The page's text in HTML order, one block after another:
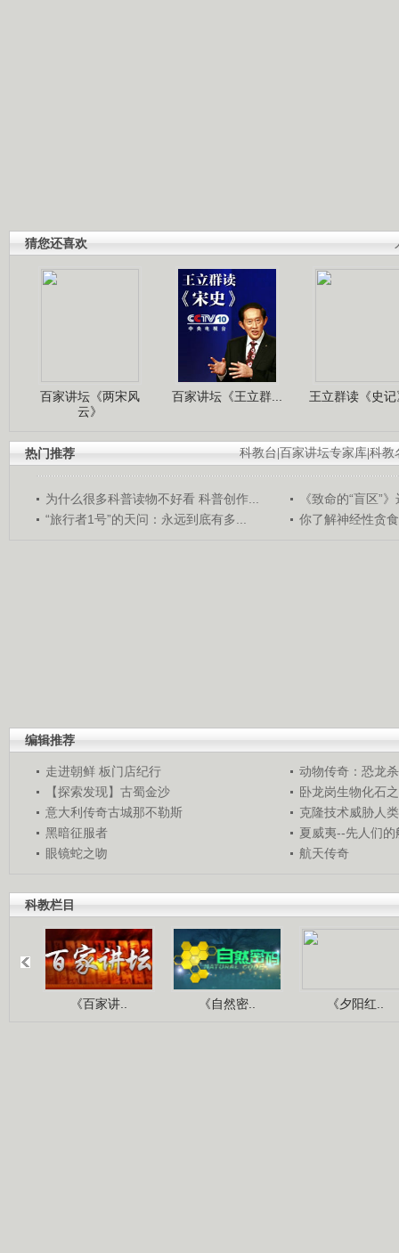
猜您还喜欢
百家讲坛《两宋风
云》
百家讲坛《王立群... 王立群读《史
科教台|百家讲坛专家库|科教
热门推荐
为什么很多科普读物不好看 科普创作...
《致命的“盲区”
“旅行者1号”的天问：永远到底有多...
你了解神经性贪
编辑推荐
走进朝鲜 板门店纪行
动物传奇：恐龙
【探索发现】古蜀金沙
卧龙岗生物化石
意大利传奇古城那不勒斯
克隆技术威胁人
黑暗征服者
夏威夷--先人们的
眼镜蛇之吻
航天传奇
科教栏目
《百家讲.. 《自然密.. 《夕阳红..